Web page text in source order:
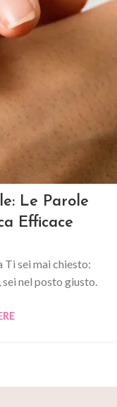
Le Parole
Efficace
Ti sei mai chiesto:
nel posto giusto.